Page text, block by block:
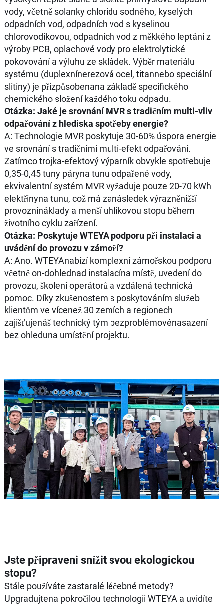
vody, včetně solanky chloridu sodného, kyselých
odpadních vod, odpadních vod s kyselinou
chlorovodíkovou, odpadních vod z měkkého leptání z
výroby PCB, oplachové vody pro elektrolytické
pokovování a výluhu ze skládek. Výběr materiálu
systému (duplexnínerezová ocel, titannebo speciální
slitiny) je přizpůsobenana základě specifického
chemického složení každého toku odpadu.
Otázka: Jaké je srovnání MVR s tradičním multi-vliv
odpařování z hlediska spotřeby energie?
A: Technologie MVR poskytuje 30-60% úspora energie
ve srovnání s tradičními multi-efekt odpařování.
Zatímco trojka-efektový výparník obvykle spotřebuje
0,35-0,45 tuny páryna tunu odpařené vody,
ekvivalentní systém MVR vyžaduje pouze 20-70 kWh
elektřinyna tunu, což má zanásledek výrazněnižší
provoznínáklady a menší uhlíkovou stopu během
životního cyklu zařízení.
Otázka: Poskytuje WTEYA podporu při instalaci a
uvádění do provozu v zámoří?
A: Ano. WTEYAnabízí komplexní zámořskou podporu
včetně on-dohlednad instalacína místě, uvedení do
provozu, školení operátorů a vzdálená technická
pomoc. Díky zkušenostem s poskytováním služeb
klientům ve vícenež 30 zemích a regionech
zajišťujenáš technický tým bezproblémovénasazení
bez ohleduna umístění projektu.
Jste připraveni snížit svou ekologickou
stopu?
Stále používáte zastaralé léčebné metody?
Upgradujtena pokročilou technologii WTEYA a uvidíte